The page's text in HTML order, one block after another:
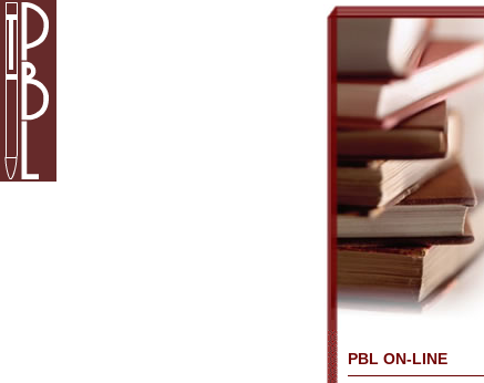
PBL ON-LINE